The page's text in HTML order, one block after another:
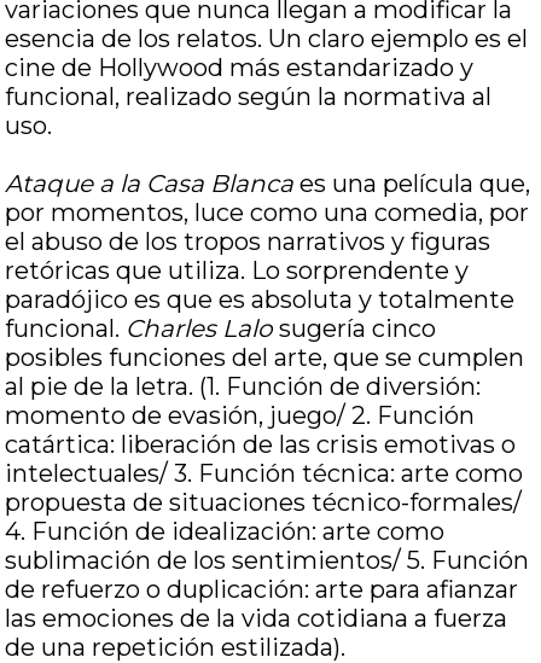
variaciones que nunca llegan a modificar la
esencia de los relatos. Un claro ejemplo es el
cine de Hollywood más estandarizado y
funcional, realizado según la normativa al
uso.
Ataque a la Casa Blanca es una película que,
por momentos, luce como una comedia, por
el abuso de los tropos narrativos y figuras
retóricas que utiliza. Lo sorprendente y
paradójico es que es absoluta y totalmente
funcional. Charles Lalosugería cinco
posibles funciones del arte, que se cumplen
al pie de la letra. (1. Función de diversión:
momento de evasión, juego/ 2. Función
catártica: liberación de las crisis emotivas o
intelectuales/ 3. Función técnica: arte como
propuesta de situaciones técnico-formales/
4. Función de idealización: arte como
sublimación de los sentimientos/ 5. Función
de refuerzo o duplicación: arte para afianzar
las emociones de la vida cotidiana a fuerza
de una repetición estilizada).